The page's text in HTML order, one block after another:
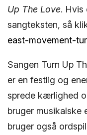
Up The Love. Hvis
sangteksten, så
east-movement-
Sangen Turn Up
er en festlig og
sprede kærlighed
bruger musikalske
bruger også